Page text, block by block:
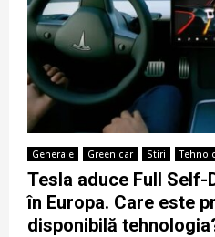
Generale Green car Stiri
Tesla aduce Full
în Europa. Care este
disponibilă